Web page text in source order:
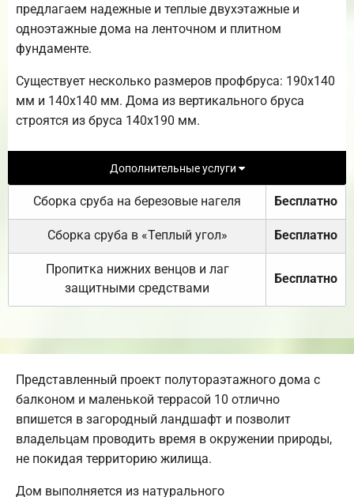
предлагаем надежные и теплые двухэтажные и
одноэтажные дома на ленточном и плитном
фундаменте.
Существует несколько размеров профбруса: 190х140
мм и 140х140 мм. Дома из вертикального бруса
строятся из бруса 140х190 мм.
Дополнительные услуги
Сборка сруба на березовые нагеля Бесплатно
Сборка сруба в «Теплый угол» Бесплатно
Пропитка нижних венцов и лаг
защитными средствами
Бесплатно
Представленный проект полутораэтажного дома с
балконом и маленькой террасой 10 отлично
впишется в загородный ландшафт и позволит
владельцам проводить время в окружении природы,
не покидая территорию жилища.
Дом выполняется из натурального